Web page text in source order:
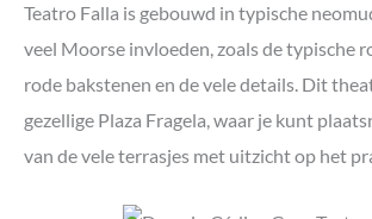
Teatro Falla is gebouwd in typische
veel Moorse invloeden, zoals de typische
rode bakstenen en de vele details. Dit
gezellige Plaza Fragela, waar je kunt
van de vele terrasjes met uitzicht op het